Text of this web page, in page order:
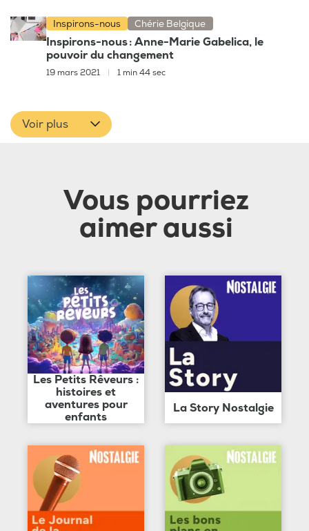
Inspirons-nous Chérie Belgique
Inspirons-nous : Anne-Marie Gabelica, le
pouvoir du changement
19 mars 2021 1 min 44 sec
Voir plus
Vous pourriez
aimer aussi
Les Petits Rêveurs :
histoires et
aventures pour
enfants
La Story Nostalgie